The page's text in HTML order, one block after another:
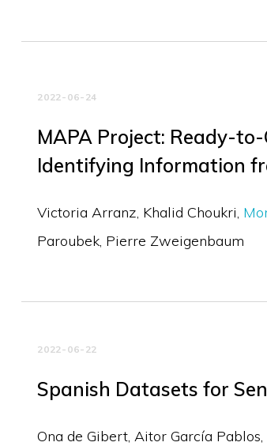
2022-06-24
MAPA Project: Ready-
Identifying Information
Victoria Arranz Khalid Choukri
Paroubek Pierre Zweigenbaum
2022-06-22
Spanish Datasets for
Ona de Gibert Aitor García Pablos